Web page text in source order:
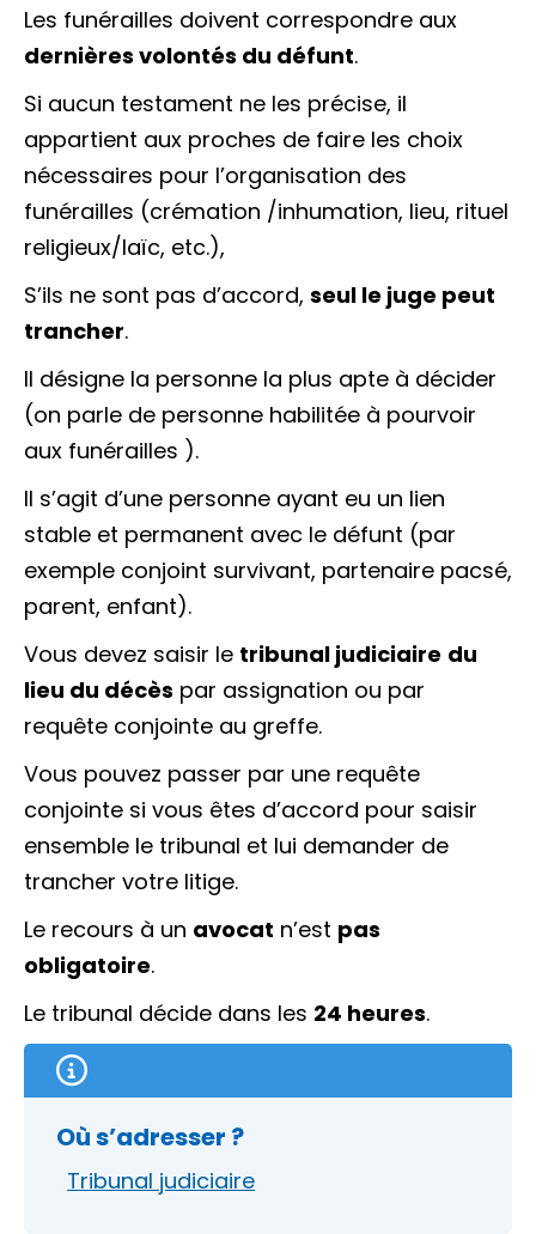
Les funérailles doivent correspondre aux
dernières volontés du défunt.
Si aucun testament ne les précise, il
appartient aux proches de faire les choix
nécessaires pour l’organisation des
funérailles (crémation /inhumation, lieu, rituel
religieux/laïc, etc.),
S’ils ne sont pas d’accord, seul le juge peut
trancher.
Il désigne la personne la plus apte à décider
(on parle de personne habilitée à pourvoir
aux funérailles ).
Il s’agit d’une personne ayant eu un lien
stable et permanent avec le défunt (par
exemple conjoint survivant, partenaire pacsé,
parent, enfant).
Vous devez saisir le tribunal judiciaire du
lieu du décès par assignation ou par
requête conjointe au greffe.
Vous pouvez passer par une requête
conjointe si vous êtes d’accord pour saisir
ensemble le tribunal et lui demander de
trancher votre litige.
Le recours à un avocat n’est pas
obligatoire.
Le tribunal décide dans les 24 heures.
Où s’adresser ?
Tribunal judiciaire